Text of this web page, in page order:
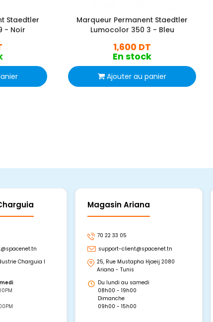
Staedtler
- Noir
Marqueur Permanent Staedtler
Lumocolor 350 3 - Bleu
1,600 DT
En stock
Ajouter au panier
Charguia I
Magasin Ariana
70 22 33 05
support-client@spacenet.tn
25, Rue Mustapha Hjaeij 2080
Ariana - Tunis
Du lundi au samedi
08h00 - 19h00
Dimanche
09h00 - 15h00